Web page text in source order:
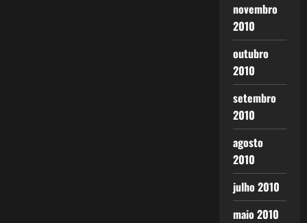
novembro
2010
outubro
2010
setembro
2010
agosto
2010
julho 2010
maio 2010